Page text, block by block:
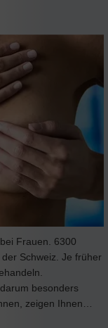
Frauen. 6300
Schweiz. Je früher
besonders
zeigen Ihnen…